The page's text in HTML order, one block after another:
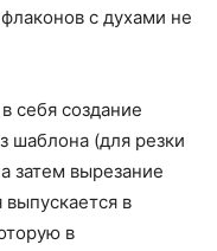
с духами не
себя создание
шаблона (для резки
затем вырезание
в
в